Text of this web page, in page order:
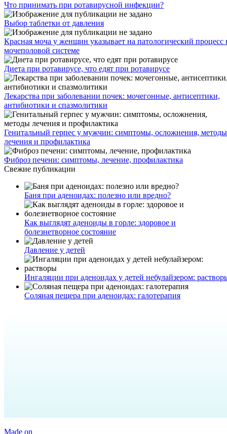
Что принимать при ротавирусной инфекции?
Выбор таблетки от давления
Красная моча у женщин указывает на патологический процесс
мочеполовой системе
Диета при ротавирусе, что едят при ротавирусе
Лекарства при заболевании почек: мочегонные, антисептики,
антибиотики и спазмолитики
Генитальный герпес у мужчин: симптомы, осложнения, методы
лечения и профилактика
Фиброз печени: симптомы, лечение, профилактика
Свежие публикации
Баня при аденоидах: полезно или вредно?
Как выглядят аденоиды в горле: здоровое и
болезнетворное состояние
Давление у детей
Ингаляции при аденоидах у детей небулайзером:
Соляная пещера при аденоидах: галотерапия
Made on